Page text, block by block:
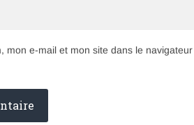
mon e-mail et mon site dans le